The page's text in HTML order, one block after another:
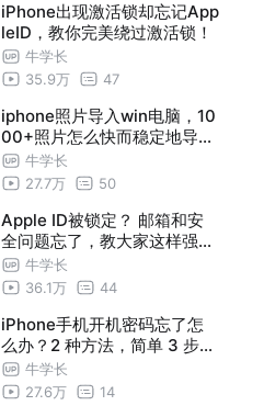
iPhone出现激活锁却忘记App
leID，教你完美绕过激活锁！
牛学长
35.9万
47
iphone照片导入win电脑，10
00+照片怎么快而稳定地导到
电脑？
牛学长
27.7万
50
Apple ID被锁定？ 邮箱和安
全问题忘了，教大家这样强制
退出id账号！
牛学长
36.1万
44
iPhone手机开机密码忘了怎
么办？2 种方法，简单 3 步，
成功删除锁屏！
牛学长
27.6万
14